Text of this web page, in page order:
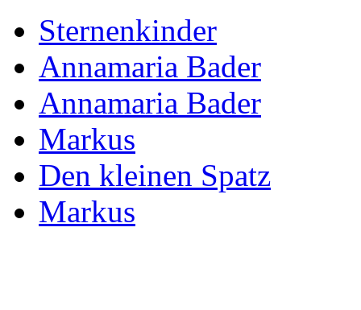
Sternenkinder
Annamaria Bader
Annamaria Bader
Markus
Den kleinen Spatz
Markus